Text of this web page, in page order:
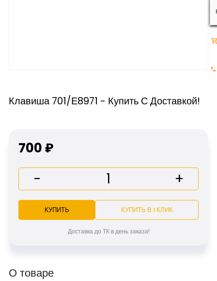
Клавиша 701/Е8971 - Купить С Доставкой!
О товаре
700 ₽
- +
КУПИТЬ КУПИТЬ В 1 КЛИК
Доставка до ТК в день заказа!